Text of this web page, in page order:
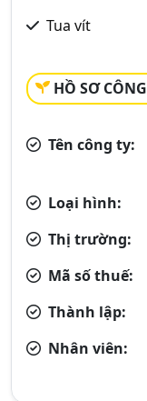
Tua vít
HỒ SƠ
Tên công ty:
Loại hình:
Thị trường:
Mã số thuế:
Thành lập:
Nhân viên: